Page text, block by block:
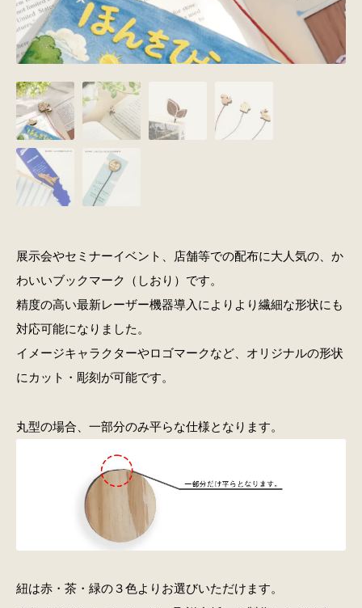
展示会やセミナーイベント、店舗等での配布に大人気の、か
わいいブックマーク（しおり）です。
精度の高い最新レーザー機器導入によりより繊細な形状にも
対応可能になりました。
イメージキャラクターやロゴマークなど、オリジナルの形状
にカット・彫刻が可能です。
丸型の場合、一部分のみ平らな仕様となります。
紐は赤・茶・緑の３色よりお選びいただけます。